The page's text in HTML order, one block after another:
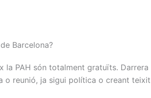
Barcelona?
la PAH són totalment gratuïts.
o reunió, ja sigui política o creant